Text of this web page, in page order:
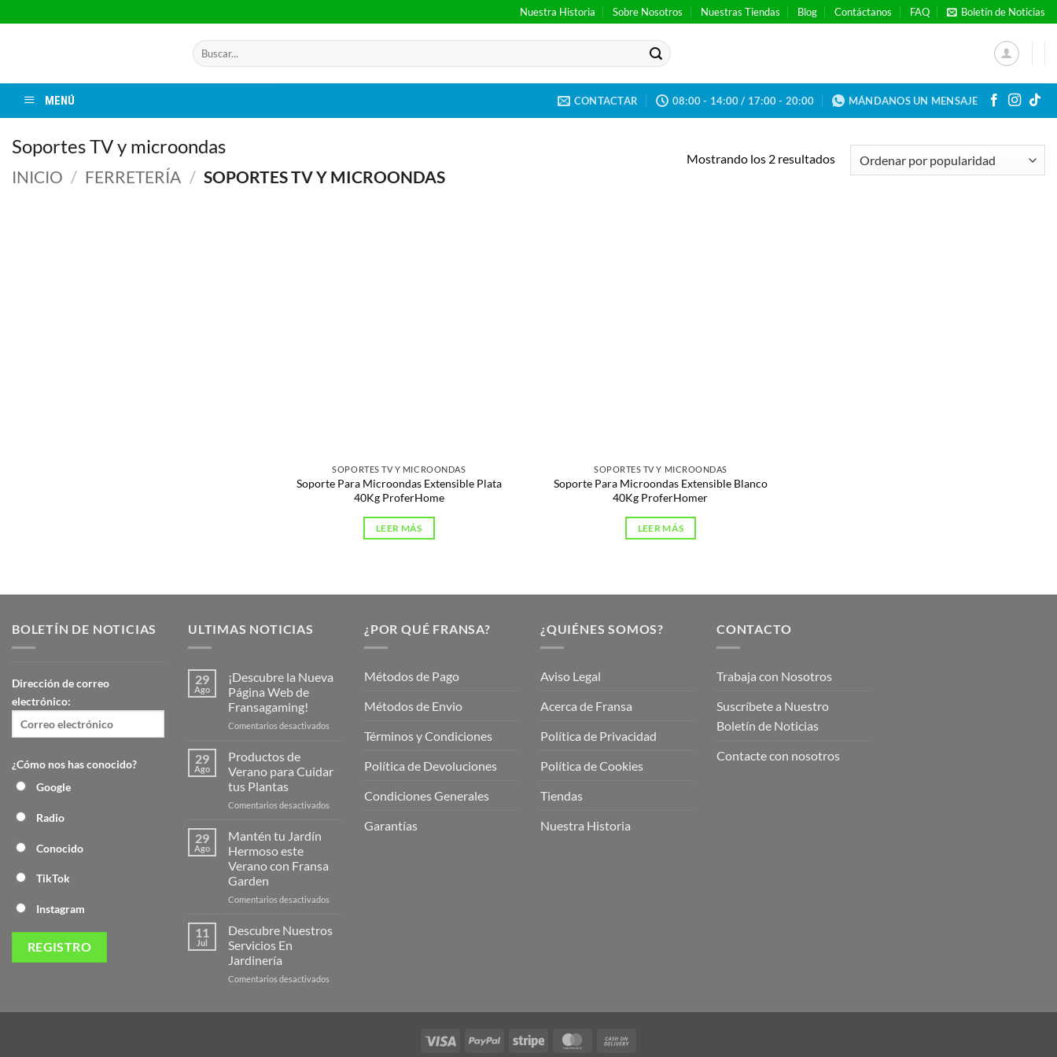
al
Nuestra Historia Sobre Nosotros Nuestras Tiendas Blog Contáctanos FAQ Boletín de Noticias
Buscar
por:
MENÚ CONTACTAR 08:00 - 14:00 / 17:00 - 20:00 MÁNDANOS UN MENSAJE
Soportes TV y microondas
INICIO / FERRETERÍA / SOPORTES TV Y MICROONDAS
Mostrando los 2 resultadosOrdenado
por
SOPORTES TV Y MICROONDAS
Soporte Para Microondas Extensible Plata
40Kg ProferHome
LEER MÁS
SOPORTES TV Y MICROONDAS
Soporte Para Microondas Extensible Blanco
40Kg ProferHomer
LEER MÁS
BOLETÍN DE NOTICIAS
Dirección de correo
electrónico:
¿Cómo nos has conocido?
Google
Radio
Conocido
TikTok
Instagram
ULTIMAS NOTICIAS
29
Ago
¡Descubre la Nueva
Página Web de
Fransagaming!
Comentarios desactivados
Página
29
Ago
Productos de
Verano para Cuidar
tus Plantas
Comentarios desactivados
29
Ago
Mantén tu Jardín
Hermoso este
Verano con Fransa
Garden
Comentarios desactivados
11
Jul
Descubre Nuestros
Servicios En
Jardinería
Comentarios desactivados
¿POR QUÉ FRANSA?
Métodos de Pago
Métodos de Envio
Términos y Condiciones
Política de Devoluciones
Condiciones Generales
Garantías
¿QUIÉNES SOMOS?
Aviso Legal
Acerca de Fransa
Política de Privacidad
Política de Cookies
Tiendas
Nuestra Historia
CONTACTO
Trabaja con Nosotros
Suscríbete a Nuestro
Boletín de Noticias
Contacte con nosotros
Visa PayPal Stripe MasterCard